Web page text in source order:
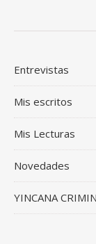
Entrevistas
Mis escritos
Mis Lecturas
Novedades
YINCANA